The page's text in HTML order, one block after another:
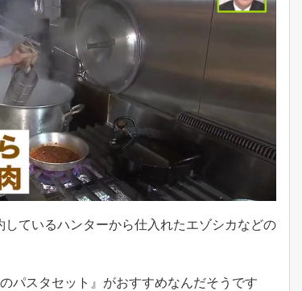
ているハンターから仕入れたエゾシカなどの
パスタセット』がおすすめなんだそうです